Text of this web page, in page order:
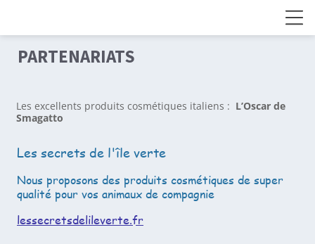
PARTENARIATS
Les excellents produits cosmétiques italiens : L’Oscar de
Smagatto
Les secrets de l'île verte
Nous proposons des produits cosmétiques de super
qualité pour vos animaux de compagnie
lessecretsdelileverte.fr